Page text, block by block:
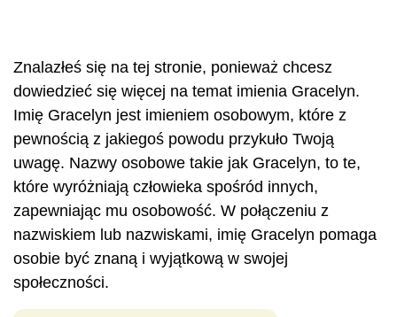
Znalazłeś się na tej stronie, ponieważ chcesz
dowiedzieć się więcej na temat imienia Gracelyn.
Imię Gracelyn jest imieniem osobowym, które z
pewnością z jakiegoś powodu przykuło Twoją
uwagę. Nazwy osobowe takie jak Gracelyn, to te,
które wyróżniają człowieka spośród innych,
zapewniając mu osobowość. W połączeniu z
nazwiskiem lub nazwiskami, imię Gracelyn pomaga
osobie być znaną i wyjątkową w swojej
społeczności.